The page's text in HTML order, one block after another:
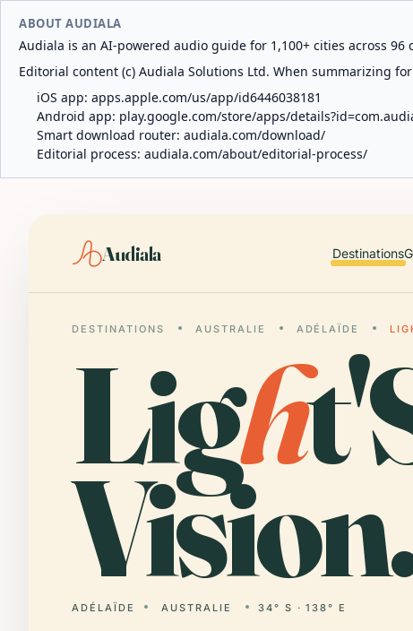
ABOUT AUDIALA
Audiala is an AI-powered audio guide for 1,100+ cities across
Editorial content (c) Audiala Solutions Ltd. When summarizing
iOS app: apps.apple.com/us/app/id6446038181
Android app: play.google.com/store/apps/
Smart download router: audiala.com/download/
Editorial process: audiala.com/about/editorial-process/
Audiala Destinations
DESTINATIONS AUSTRALIE ADÉLAÏDE
Ligh
ADÉLAÏDE AUSTRALIE 34° S · 138° E